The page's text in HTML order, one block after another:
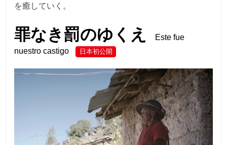
を癒していく。
罪なき罰のゆくえ
Este fue
nuestro castigo
日本初公開